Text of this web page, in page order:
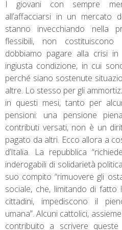
I giovani con sempre
all’affacciarsi in un mercato
stanno invecchiando nella
flessibili, non
dobbiamo pagare alla crisi
ingiusta condizione, in cui
perché siano sostenute
altre. Lo stesso per gli
in questi mesi, tanto per
pensioni: una pensione
contributi versati, non è un
pagato da altri. Ecco allora a
d’Italia. La repubblica
inderogabili di solidarietà
suo compito “rimuovere gli
sociale, che, limitando di fatto
cittadini, impediscono il
umana”. Alcuni cattolici,
contribuito a scrivere